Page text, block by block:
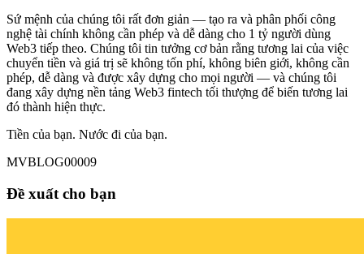
Sứ mệnh của chúng tôi rất đơn giản — tạo ra và phân phối công
nghệ tài chính không cần phép và dễ dàng cho 1 tỷ người dùng
Web3 tiếp theo. Chúng tôi tin tưởng cơ bản rằng tương lai của việc
chuyển tiền và giá trị sẽ không tốn phí, không biên giới, không cần
phép, dễ dàng và được xây dựng cho mọi người — và chúng tôi
đang xây dựng nền tảng Web3 fintech tối thượng để biến tương lai
đó thành hiện thực.
Tiền của bạn. Nước đi của bạn.
MVBLOG00009
Đề xuất cho bạn